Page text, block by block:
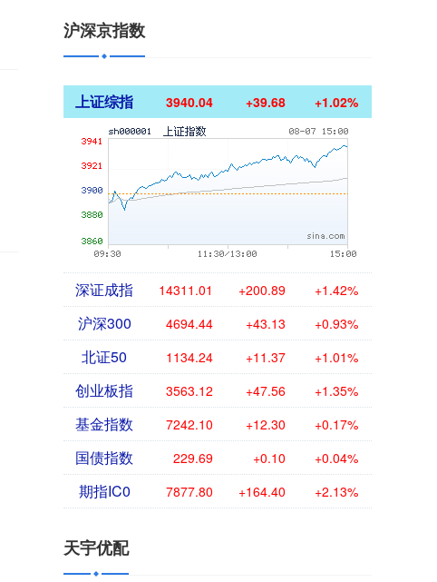
沪深京指数
上证综指 3940.04 +39.68 +1.02%
深证成指 14311.01 +200.89 +1.42%
沪深300 4694.44 +43.13 +0.93%
北证50 1134.24 +11.37 +1.01%
创业板指 3563.12 +47.56 +1.35%
基金指数 7242.10 +12.30 +0.17%
国债指数 229.69 +0.10 +0.04%
期指IC0 7877.80 +164.40 +2.13%
天宇优配